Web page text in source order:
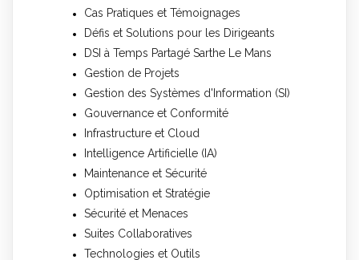
Cas Pratiques et Témoignages
Défis et Solutions pour les Dirigeants
DSI à Temps Partagé Sarthe Le Mans
Gestion de Projets
Gestion des Systèmes d'Information (SI)
Gouvernance et Conformité
Infrastructure et Cloud
Intelligence Artificielle (IA)
Maintenance et Sécurité
Optimisation et Stratégie
Sécurité et Menaces
Suites Collaboratives
Technologies et Outils